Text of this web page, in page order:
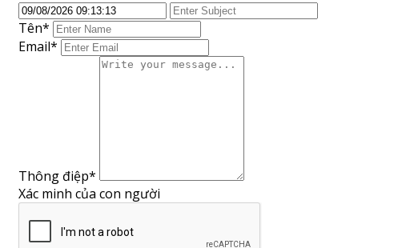
Tên*
Email*
Thông điệp*
Xác minh của con người